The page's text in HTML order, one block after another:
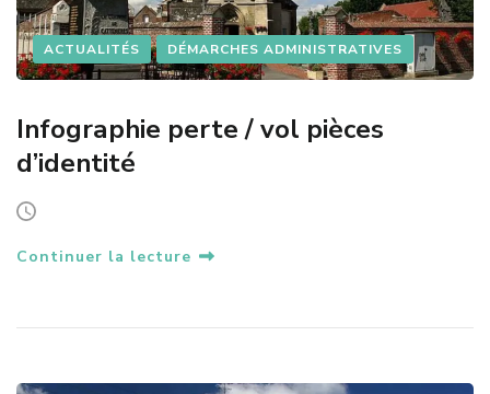
ACTUALITÉS DÉMARCHES ADMINISTRATIVES
Infographie perte / vol pièces
d’identité
Continuer la lecture